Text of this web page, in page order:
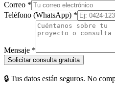
Correo *
Teléfono (WhatsApp) *
Mensaje *
Solicitar consulta gratuita
🔒 Tus datos están seguros. No